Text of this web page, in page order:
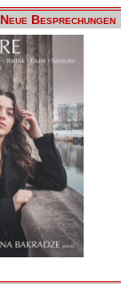
Neue Besprechungen